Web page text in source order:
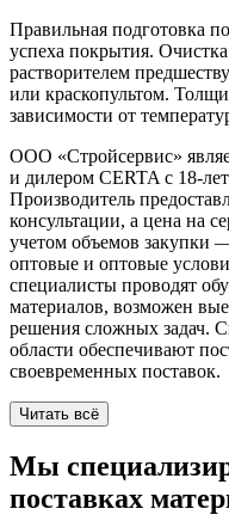
Правильная подготовка
успеха покрытия.
растворителем
или краскопультом.
зависимости от
ООО «Стройсервис»
и дилером CERTA с 18-
Производитель
консультации, а цена на
учетом объемов закупки
оптовые и оптовые
специалисты проводят
материалов, возможен
решения сложных задач.
области обеспечивают
своевременных поставок.
Читать всё
Мы
поставках